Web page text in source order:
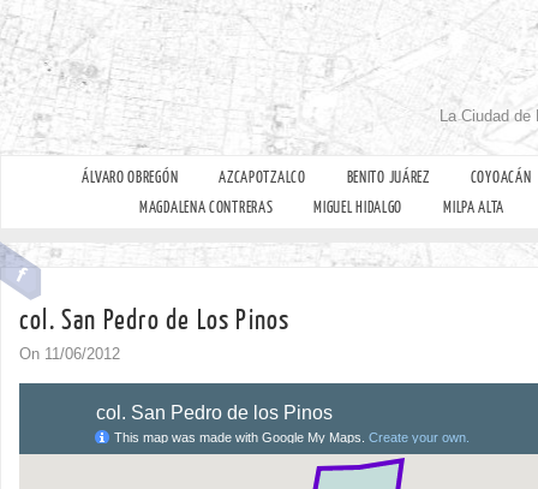
La Ciudad
ÁLVARO OBREGÓN AZCAPOTZALCO BENITO JUÁREZ
COYOACÁN
MAGDALENA CONTRERAS
MIGUEL HIDALGO MILPA ALTA
col. San Pedro de Los Pinos
On 11/06/2012